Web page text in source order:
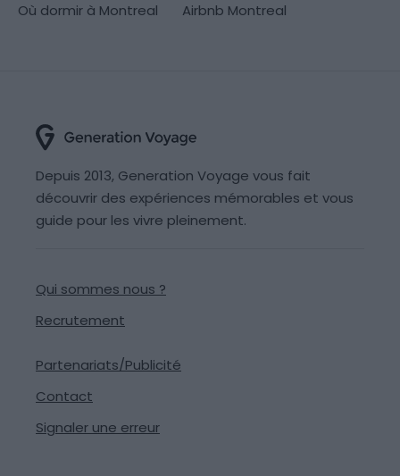
Où dormir à Montreal Airbnb Montreal
Depuis 2013, Generation Voyage vous fait
découvrir des expériences mémorables et vous
guide pour les vivre pleinement.
Qui sommes nous ?
Recrutement
Partenariats/Publicité
Contact
Signaler une erreur